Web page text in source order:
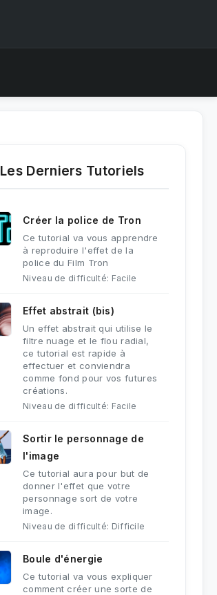
Les Derniers Tutoriels
Créer la police de Tron
Ce tutorial va vous apprendre
à reproduire l'effet de la
police du Film Tron
Niveau de difficulté: Facile
Effet abstrait (bis)
Un effet abstrait qui utilise le
filtre nuage et le flou radial,
ce tutorial est rapide à
effectuer et conviendra
comme fond pour vos futures
créations.
Niveau de difficulté: Facile
Sortir le personnage de
l'image
Ce tutorial aura pour but de
donner l'effet que votre
personnage sort de votre
image.
Niveau de difficulté: Difficile
Boule d'énergie
Ce tutorial va vous expliquer
comment créer une sorte de